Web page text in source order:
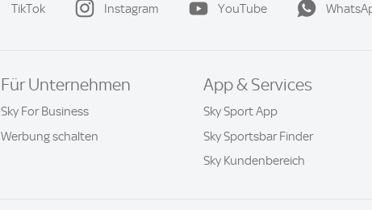
TikTok Instagram YouTube
Für Unternehmen
Sky For Business
Werbung schalten
App & Services
Sky Sport App
Sky Sportsbar Finder
Sky Kundenbereich